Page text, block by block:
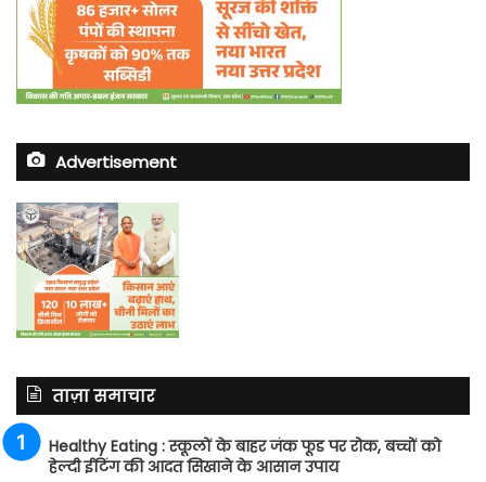
Advertisement
ताज़ा समाचार
Healthy Eating : स्कूलों के बाहर जंक फूड पर रोक, बच्चों को
हेल्दी ईटिंग की आदत सिखाने के आसान उपाय